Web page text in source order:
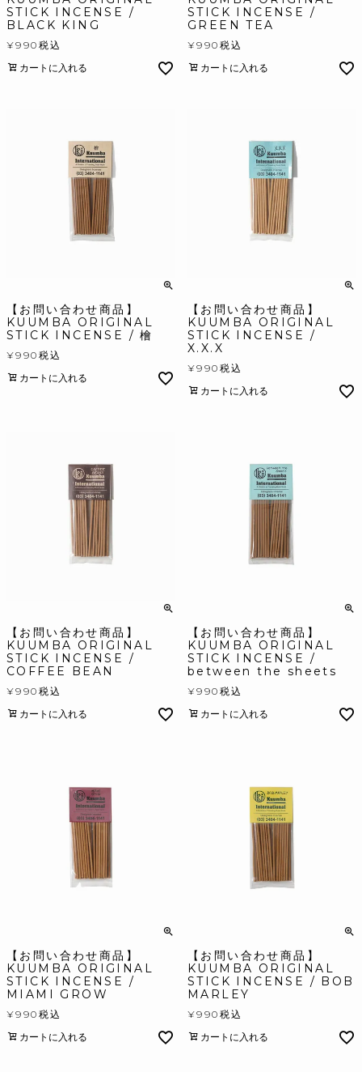
STICK INCENSE /
BLACK KING
¥990 税込
カートに入れる
STICK INCENSE /
GREEN TEA
¥990 税込
カートに入れる
【お問い合わせ商品】
KUUMBA ORIGINAL
STICK INCENSE / 檜
¥990 税込
カートに入れる
【お問い合わせ商品】
KUUMBA ORIGINAL
STICK INCENSE /
X.X.X
¥990 税込
カートに入れる
【お問い合わせ商品】
KUUMBA ORIGINAL
STICK INCENSE /
COFFEE BEAN
¥990 税込
カートに入れる
【お問い合わせ商品】
KUUMBA ORIGINAL
STICK INCENSE /
between the sheets
¥990 税込
カートに入れる
【お問い合わせ商品】
KUUMBA ORIGINAL
STICK INCENSE /
MIAMI GROW
¥990 税込
カートに入れる
【お問い合わせ商品】
KUUMBA ORIGINAL
STICK INCENSE / BOB
MARLEY
¥990 税込
カートに入れる